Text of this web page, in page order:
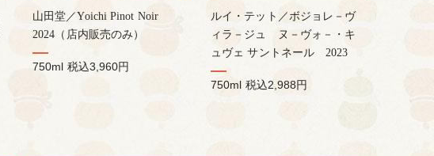
山田堂／Yoichi Pinot Noir
2024（店内販売のみ）
750ml 税込3,960円
ルイ・テット／ボジョレ－ヴ
ィラ－ジュ ヌ－ヴォ－・キ
ュヴェ サントネール 2023
750ml 税込2,988円